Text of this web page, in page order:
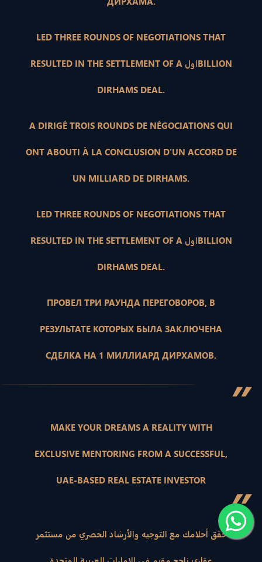
LED THREE ROUNDS OF NEGOTIATIONS THAT
RESULTED IN THE SETTLEMENT OF A اولBILLION
DIRHAMS DEAL.
A DIRIGÉ TROIS ROUNDS DE NÉGOCIATIONS QUI
ONT ABOUTI À LA CONCLUSION D’UN ACCORD DE
UN MILLIARD DE DIRHAMS.
LED THREE ROUNDS OF NEGOTIATIONS THAT
RESULTED IN THE SETTLEMENT OF A اولBILLION
DIRHAMS DEAL.
ПРОВЕЛ ТРИ РАУНДА ПЕРЕГОВОРОВ, В
РЕЗУЛЬТАТЕ КОТОРЫХ БЫЛА ЗАКЛЮЧЕНА
СДЕЛКА НА 1 МИЛЛИАРД ДИРХАМОВ.
”
MAKE YOUR DREAMS A REALITY WITH
EXCLUSIVE MENTORING FROM A SUCCESSFUL,
UAE-BASED REAL ESTATE INVESTOR ”حقق أحلامك مع التوجيه والأرشاد الحصري من مستثمر